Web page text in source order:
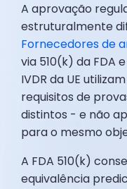
A aprovação
estruturalmente
Fornecedores de
via 510(k) da FDA
IVDR da UE
requisitos de
distintos - e não
para o mesmo
A FDA 510(k)
equivalência